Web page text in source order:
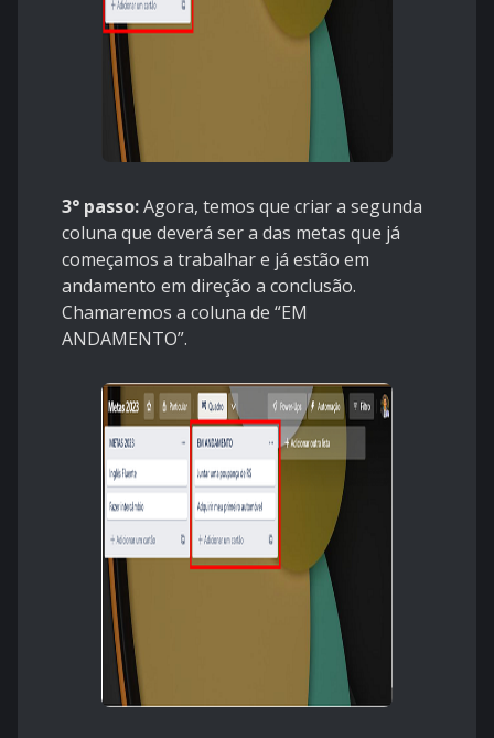
3° passo:Agora, temos que criar a segunda
coluna que deverá ser a das metas que já
começamos a trabalhar e já estão em
andamento em direção a conclusão.
Chamaremos a coluna de “EM
ANDAMENTO”.